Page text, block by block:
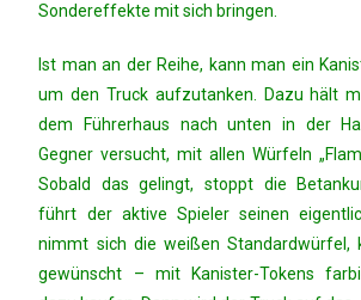
Sondereffekte mit sich bringen.
Ist man an der Reihe, kann man ein
um den Truck aufzutanken. Dazu hält
dem Führerhaus nach unten in der
Gegner versucht, mit allen Würfeln
Sobald das gelingt, stoppt die
führt der aktive Spieler seinen
nimmt sich die weißen Standardwürfel,
gewünscht – mit Kanister-Tokens